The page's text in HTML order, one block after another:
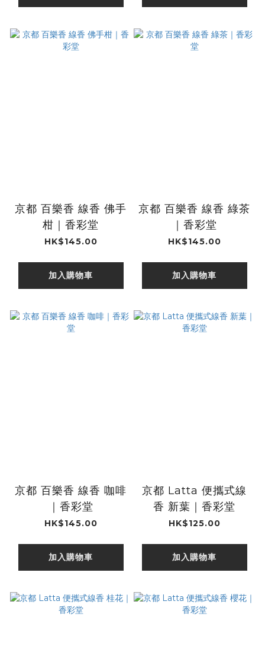
京都 百樂香 線香 佛手
柑｜香彩堂
HK$145.00
加入購物車
京都 百樂香 線香 綠茶
｜香彩堂
HK$145.00
加入購物車
京都 百樂香 線香 咖啡
｜香彩堂
HK$145.00
加入購物車
京都 Latta 便攜式線
香 新葉｜香彩堂
HK$125.00
加入購物車